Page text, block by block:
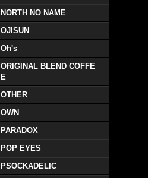
NORTH NO NAME
OJISUN
Oh's
ORIGINAL BLEND COFFE
E
OTHER
OWN
PARADOX
POP EYES
PSOCKADELIC